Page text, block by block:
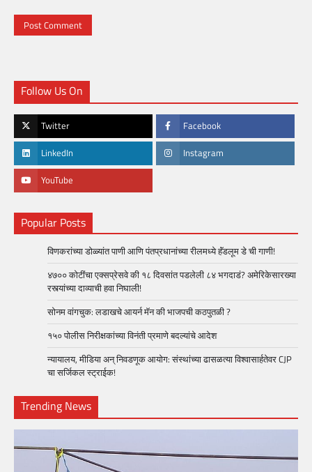
Follow Us On
Twitter Facebook
LinkedIn Instagram
YouTube
Popular Posts
विणकरांच्या डोळ्यांत पाणी आणि पंतप्रधानांच्या रीलमध्ये हॅंडलूम डे ची गाणी!
४७०० कोटींचा एक्सप्रेसवे की १८ दिवसांत पडलेली ८४ भगदाडं? अमेरिकेसारख्या
रस्त्यांच्या दाव्याची हवा निघाली!
सोनम वांगचुक: लडाखचे आयर्न मॅन की भाजपची कठपुतळी ?
१५० पोलीस निरीक्षकांच्या विनंती प्रमाणे बदल्यांचे आदेश
न्यायालय, मीडिया अन् निवडणूक आयोग: संस्थांच्या ढासळत्या विश्वासार्हतेवर CJP
चा सर्जिकल स्ट्राईक!
Trending News